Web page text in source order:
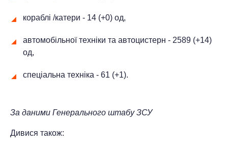
кораблі /катери - 14 (+0) од,
автомобільної техніки та автоцистерн - 2589 (+14)
од,
спеціальна техніка - 61 (+1).
За даними Генерального штабу ЗСУ
Дивися також: